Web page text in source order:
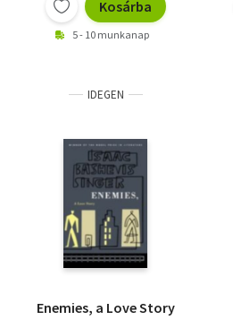
Kosárba
5 - 10 munkanap
IDEGEN
Enemies, a Love Story